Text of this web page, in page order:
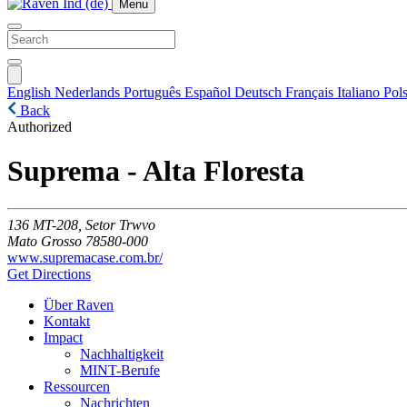
Menu
English Nederlands Português Español Deutsch Français Italiano
Back
Authorized
Suprema - Alta Floresta
136 MT-208, Setor Trwvo
Mato Grosso 78580-000
www.supremacase.com.br/
Get Directions
Über Raven
Kontakt
Impact
Nachhaltigkeit
MINT-Berufe
Ressourcen
Nachrichten